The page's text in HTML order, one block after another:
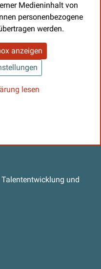
Medieninhalt von
personenbezogene
werden.
anzeigen
lesen
und